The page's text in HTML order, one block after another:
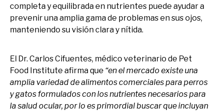
completa y equilibrada en nutrientes puede ayudar a
prevenir una amplia gama de problemas en sus ojos,
manteniendo su visión clara y nítida.
El Dr. Carlos Cifuentes, médico veterinario de Pet
Food Institute afirma que “en el mercado existe una
amplia variedad de alimentos comerciales para perros
y gatos formulados con los nutrientes necesarios para
la salud ocular, por lo es primordial buscar que incluyan